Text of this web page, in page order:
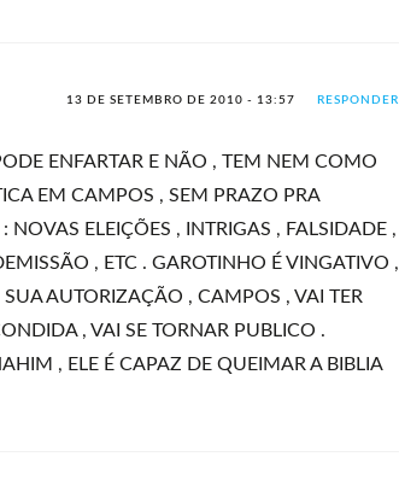
13 DE SETEMBRO DE 2010 - 13:57 RESPONDER
ENFARTAR E NÃO , TEM NEM COMO
EM CAMPOS , SEM PRAZO PRA
ELEIÇÕES , INTRIGAS , FALSIDADE ,
, ETC . GAROTINHO É VINGATIVO ,
AUTORIZAÇÃO , CAMPOS , VAI TER
, VAI SE TORNAR PUBLICO .
, ELE É CAPAZ DE QUEIMAR A BIBLIA